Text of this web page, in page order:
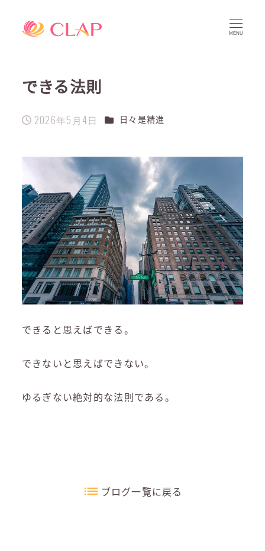
MENU
できる法則
投稿日
2026年5月4日 カテゴリー
日々是精進
できると思えばできる。
できないと思えばできない。
ゆるぎない絶対的な法則である。
ブログ一覧に戻る